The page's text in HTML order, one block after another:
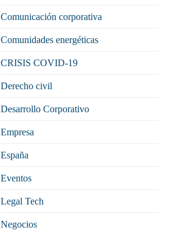
Comunicación corporativa
Comunidades energéticas
CRISIS COVID-19
Derecho civil
Desarrollo Corporativo
Empresa
España
Eventos
Legal Tech
Negocios